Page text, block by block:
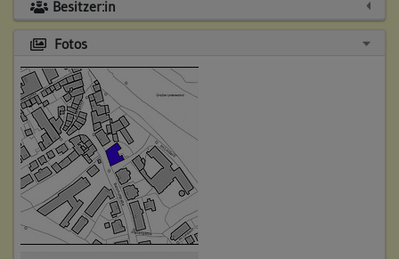
Mauerwerkstechnik, sowie die Verwendung unterschiedlicher
Materialien.
Aus den vorhandenen Baulichkeiten ist ein Vorgängerbau in
rekonstruieren.
Die auffälligsten Materialunterschiede im topographischen
Vergleich lassen Parallelen zu den ältesten Wohnstrukturen
in der Katharinenvorstadt ziehen (um 1300).
Die Einwölbung des Kellers ist als eine einheitliche
Baumaßnahme feststellbar. (Zugehörig die entsprechenden
Fenster und Lüftungsöffnungen mit jeweiligen
Gewölbeendvermauerungen.) Die Einwölbung der Keller ist in
Einklang mit dem Gasthaus nach 1818 zu bringen.
Besitzer:in
Fotos